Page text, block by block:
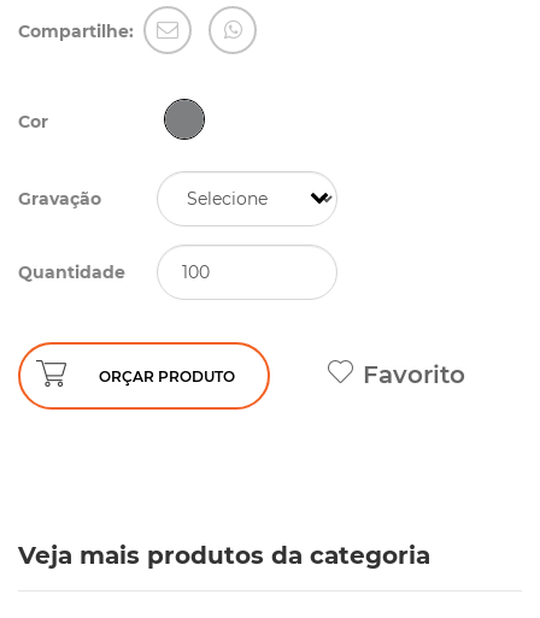
Compartilhe:
Cor
Gravação
Quantidade
ORÇAR PRODUTO Favorito
Veja mais produtos da categoria